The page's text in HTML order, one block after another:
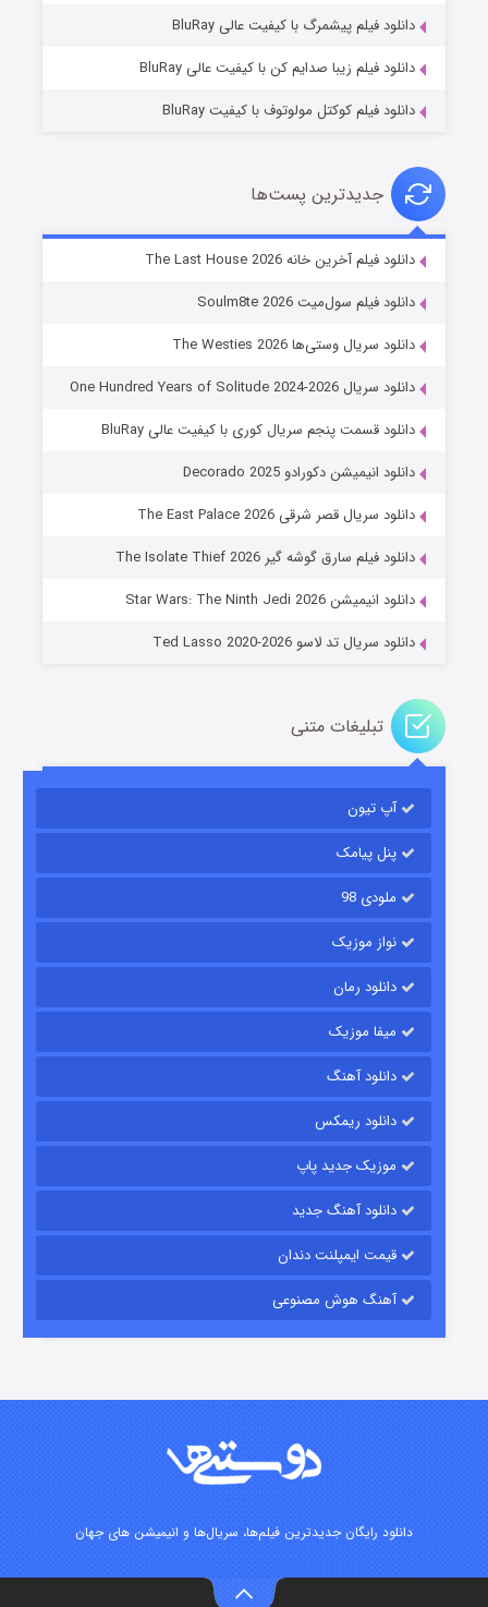
شوگر فصل ۲
خاندان اژدها فصل ۳
قسمت۶ (زیرنویس) منتشر شد
باب اسفنجی فصل ۱۷
قسمت
قسمت۱۵ (دوبله) منتشر شد
دانلود فیلم پیشمرگ با کیفیت عالی BluRay
دانلود فیلم زیبا صدایم کن با کیفیت عالی BluRay
دانلود فیلم کوکتل مولوتوف با کیفیت BluRay
جدیدترین پست‌ها
دانلود فیلم آخرین خانه The Last House 2026
دانلود فیلم سول‌میت Soulm8te 2026
دانلود سریال وستی‌ها The Westies 2026
دانلود سریال One Hundred Years of Solitude 2024-2026
دانلود قسمت پنجم سریال کوری با کیفیت عالی BluRay
دانلود انیمیشن دکورادو Decorado 2025
دانلود سریال قصر شرقی The East Palace 2026
دانلود فیلم سارق گوشه گیر The Isolate Thief 2026
دانلود انیمیشن Star Wars: The Ninth Jedi 2026
دانلود سریال تد لاسو Ted Lasso 2020-2026
تبلیغات متنی
آپ تیون
پنل پیامک
ملودی 98
نواز موزیک
دانلود رمان
میفا موزیک
دانلود آهنگ
دانلود ریمکس
موزیک جدید پاپ
دانلود آهنگ جدید
قیمت ایمپلنت دندان
آهنگ هوش مصنوعی
دانلود رایگان جدیدترین فیلم‌ها، سریال‌ها و انیمیشن های جهان